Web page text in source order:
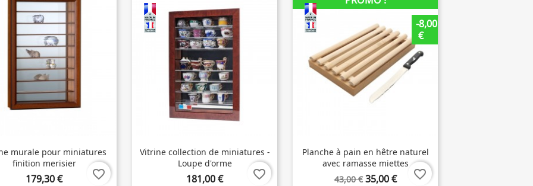
murale pour miniatures
finition merisier
179,30 € favorite_border
Vitrine collection de miniatures -
Loupe d'orme
181,00 € favorite_border
Planche à pain en hêtre naturel
avec ramasse miettes
43,00 € 35,00 €
-8,00
€
favorite_border